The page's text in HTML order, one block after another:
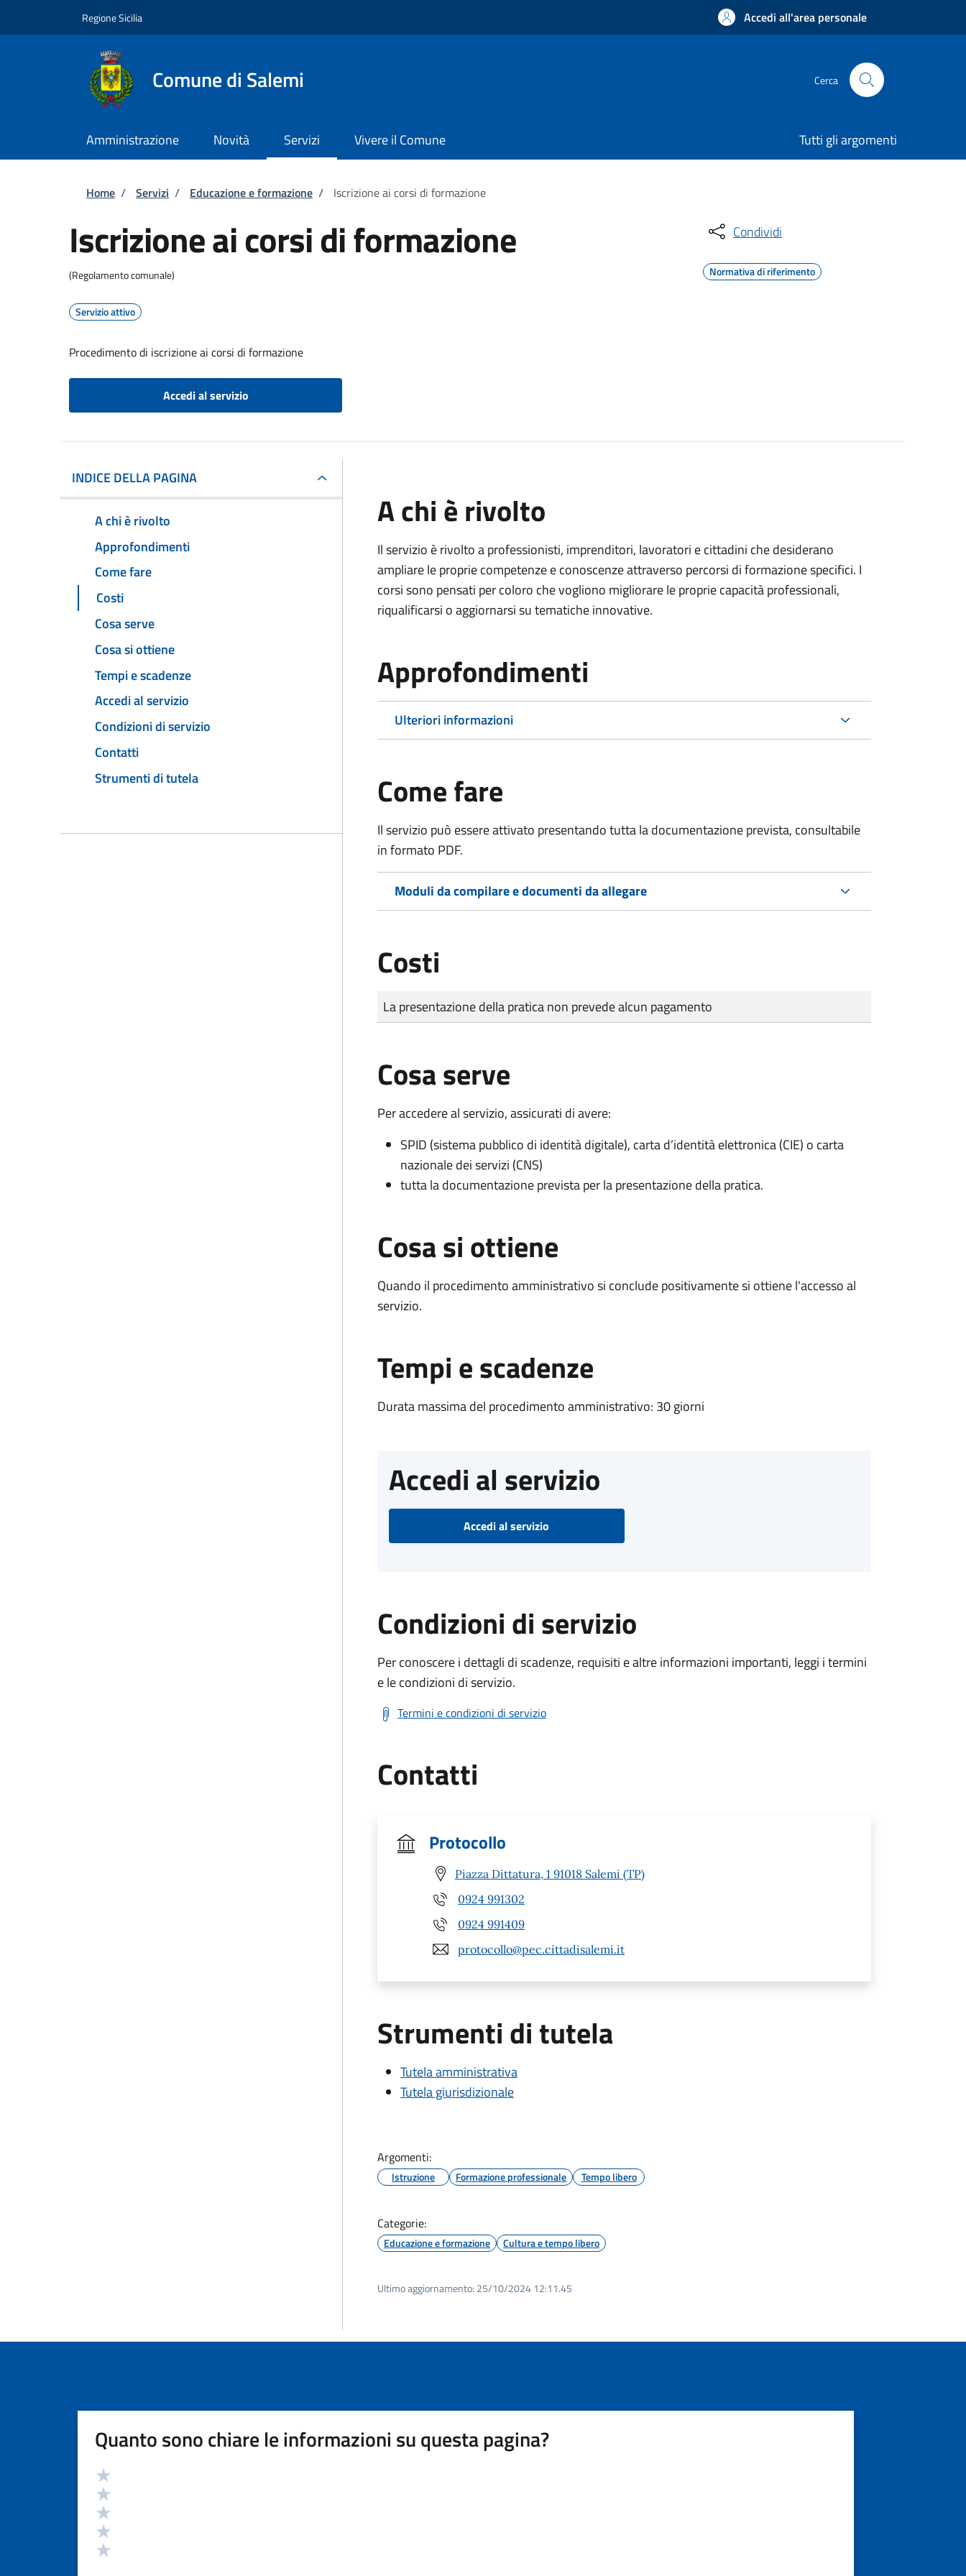
Regione Sicilia Accedi all'area personale
Comune di Salemi Cerca
Amministrazione Novità Servizi Vivere il Comune Tutti gli argomenti
Briciole di pane
Home / Servizi / Educazione e formazione / Iscrizione ai corsi di formazione
Iscrizione ai corsi di formazione
(Regolamento comunale)
Servizio attivo
Procedimento di iscrizione ai corsi di formazione
Accedi al servizio
Condividi
Normativa di riferimento
INDICE DELLA PAGINA
A chi è rivolto
Approfondimenti
Come fare
Costi
Cosa serve
Cosa si ottiene
Tempi e scadenze
Accedi al servizio
Condizioni di servizio
Contatti
Strumenti di tutela
A chi è rivolto
Il servizio è rivolto a professionisti, imprenditori, lavoratori e cittadini che desiderano
ampliare le proprie competenze e conoscenze attraverso percorsi di formazione specifici. I
corsi sono pensati per coloro che vogliono migliorare le proprie capacità professionali,
riqualificarsi o aggiornarsi su tematiche innovative.
Approfondimenti
Ulteriori informazioni
Come fare
Il servizio può essere attivato presentando tutta la documentazione prevista, consultabile
in formato PDF.
Moduli da compilare e documenti da allegare
Costi
Tipo di pagamento
Importo
La presentazione della pratica non prevede alcun pagamento
Cosa serve
Per accedere al servizio, assicurati di avere:
SPID (sistema pubblico di identità digitale), carta d’identità elettronica (CIE) o carta
nazionale dei servizi (CNS)
tutta la documentazione prevista per la presentazione della pratica.
Cosa si ottiene
Quando il procedimento amministrativo si conclude positivamente si ottiene l'accesso al
servizio.
Tempi e scadenze
Durata massima del procedimento amministrativo: 30 giorni
Accedi al servizio
Accedi al servizio
Condizioni di servizio
Per conoscere i dettagli di scadenze, requisiti e altre informazioni importanti, leggi i termini
e le condizioni di servizio.
Termini e condizioni di servizio
Contatti
Protocollo
Piazza Dittatura, 1 91018 Salemi (TP)
0924 991302
0924 991409
protocollo@pec.cittadisalemi.it
Strumenti di tutela
Tutela amministrativa
Tutela giurisdizionale
Argomenti:
Istruzione Formazione professionale Tempo libero
Categorie:
Educazione e formazione Cultura e tempo libero
Ultimo aggiornamento: 25/10/2024 12:11.45
Quanto sono chiare le informazioni su questa pagina?
Valutazione